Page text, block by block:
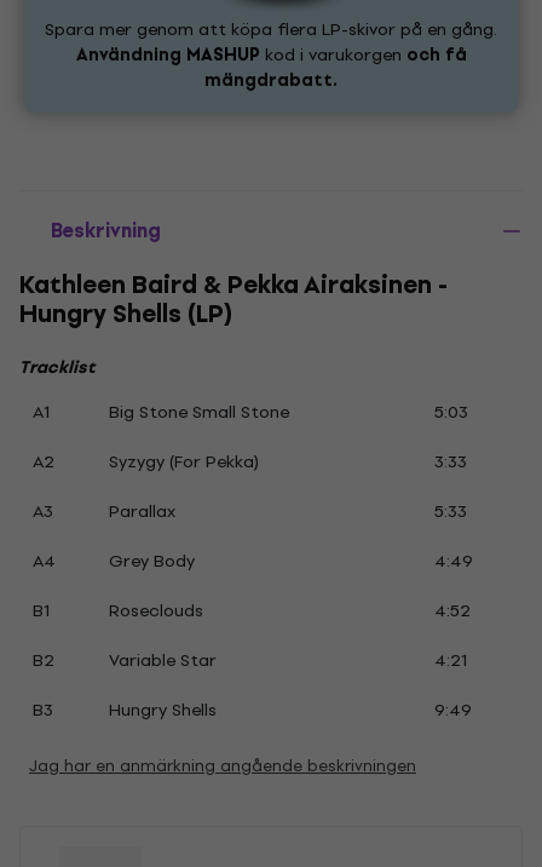
Spara mer genom att köpa flera LP-skivor på en gång.
Användning MASHUP kod i varukorgen och få
mängdrabatt.
Beskrivning
Kathleen Baird & Pekka Airaksinen -
Hungry Shells (LP)
Tracklist
A1
Big Stone Small Stone
5:03
A2
Syzygy (For Pekka)
3:33
A3
Parallax
5:33
A4
Grey Body
4:49
B1
Roseclouds
4:52
B2
Variable Star
4:21
B3
Hungry Shells 9:49
Jag har en anmärkning angående beskrivningen